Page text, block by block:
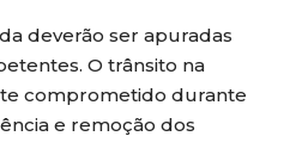
deverão ser apuradas
O trânsito na
comprometido durante
e remoção dos